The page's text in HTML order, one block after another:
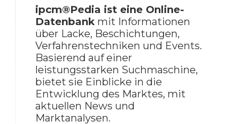
ipcm®Pedia ist eine Online-
Datenbank mit Informationen
über Lacke, Beschichtungen,
Verfahrenstechniken und Events.
Basierend auf einer
leistungsstarken Suchmaschine,
bietet sie Einblicke in die
Entwicklung des Marktes, mit
aktuellen News und
Marktanalysen.